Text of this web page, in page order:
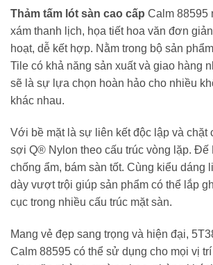
Thảm tấm lót sàn cao cấp Calm 88595
xám thanh lịch, họa tiết hoa văn đơn
hoạt, dễ kết hợp. Nằm trong bộ sản
Tile có khả năng sản xuất và giao hàng
sẽ là sự lựa chọn hoàn hảo cho nhiều
khác nhau.
Với bề mặt là sự liên kết độc lập và chặt
sợi Q® Nylon theo cấu trúc vòng lặp. Đế
chống ẩm, bám sàn tốt. Cùng kiểu dáng
dày vượt trội giúp sản phẩm có thể lắp
cục trong nhiều cấu trúc mặt sàn.
Mang vẻ đẹp sang trọng và hiện đại,
Calm 88595 có thể sử dụng cho mọi vị